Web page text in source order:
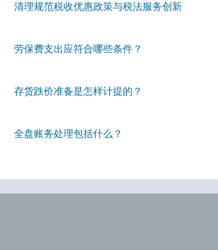
清理规范税收优惠政策与税法服务创新
劳保费支出应符合哪些条件？
存货跌价准备是怎样计提的？
全盘账务处理包括什么？